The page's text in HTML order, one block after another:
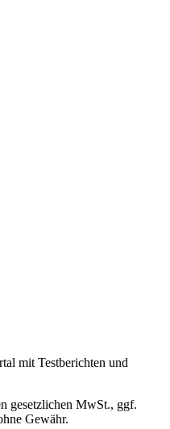
mit Testberichten und
gesetzlichen MwSt., ggf.
Gewähr.